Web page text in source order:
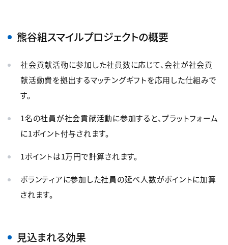
熊谷組スマイルプロジェクトの概要
社会貢献活動に参加した社員数に応じて、会社が社会貢
献活動費を拠出するマッチングギフトを応用した仕組みで
す。
1名の社員が社会貢献活動に参加すると、プラットフォーム
に1ポイント付与されます。
1ポイントは1万円で計算されます。
ボランティアに参加した社員の延べ人数がポイントに加算
されます。
見込まれる効果